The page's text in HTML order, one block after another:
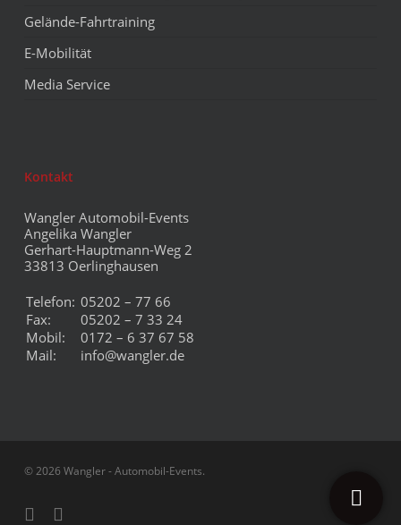
Gelände-Fahrtraining
E-Mobilität
Media Service
Kontakt
Wangler Automobil-Events
Angelika Wangler
Gerhart-Hauptmann-Weg 2
33813 Oerlinghausen
Telefon: 05202 – 77 66
Fax:
05202 – 7 33 24
Mobil:
0172 – 6 37 67 58
Mail:
info@wangler.de
© 2026 Wangler - Automobil-Events.
facebookinstagram